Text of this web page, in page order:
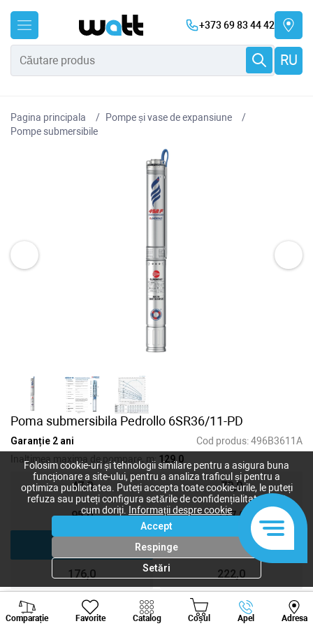
+373 69 83 44 42
RU
Pagina principala
Pompe și vase de expansiune
Pompe submersibile
Poma submersibila Pedrollo 6SR36/11-PD
Garanție 2 ani Cod produs:496B3611A
Inaltimea maxima de pompare, m: 129,0
47,0 70,0
95,0 117,0
152,0
176,0 222,0
Comparație Favorite Catalog Coșul Apel Adresa
Viber Whatsapp
Folosim cookie-uri și tehnologii similare pentru a asigura buna
funcționare a site-ului, pentru a analiza traficul și pentru a
optimiza publicitatea. Puteți accepta toate cookie-urile, le puteți
refuza sau puteți configura setările de confidențialitate după
cum doriți.
Informații despre cookie
Accept
Respinge
Setări